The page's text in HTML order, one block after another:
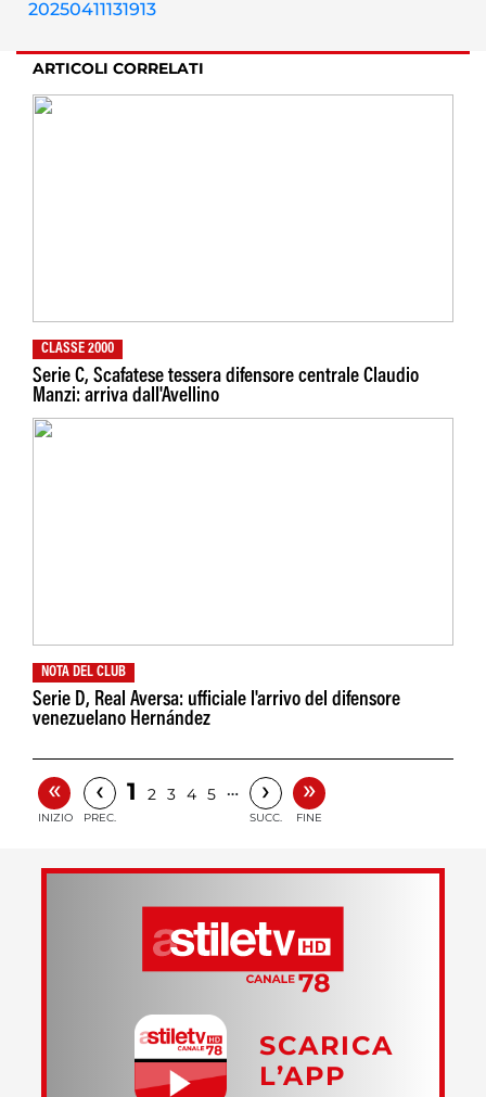
ARTICOLI CORRELATI
CLASSE 2000
Serie C, Scafatese tessera difensore centrale Claudio
Manzi: arriva dall'Avellino
NOTA DEL CLUB
Serie D, Real Aversa: ufficiale l'arrivo del difensore
venezuelano Hernández
«
INIZIO
‹
PREC.
1 2 3 4 5 … ›
SUCC.
»
FINE
SCARICA
L’APP